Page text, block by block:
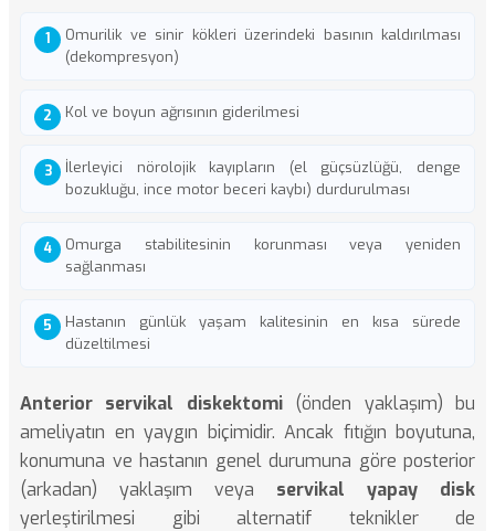
Omurilik ve sinir kökleri üzerindeki basının kaldırılması
(dekompresyon)
Kol ve boyun ağrısının giderilmesi
İlerleyici nörolojik kayıpların (el güçsüzlüğü, denge
bozukluğu, ince motor beceri kaybı) durdurulması
Omurga stabilitesinin korunması veya yeniden
sağlanması
Hastanın günlük yaşam kalitesinin en kısa sürede
düzeltilmesi
Anterior servikal diskektomi(önden yaklaşım) bu
ameliyatın en yaygın biçimidir. Ancak fıtığın boyutuna,
konumuna ve hastanın genel durumuna göre posterior
(arkadan) yaklaşım veya servikal yapay disk
yerleştirilmesi gibi alternatif teknikler de